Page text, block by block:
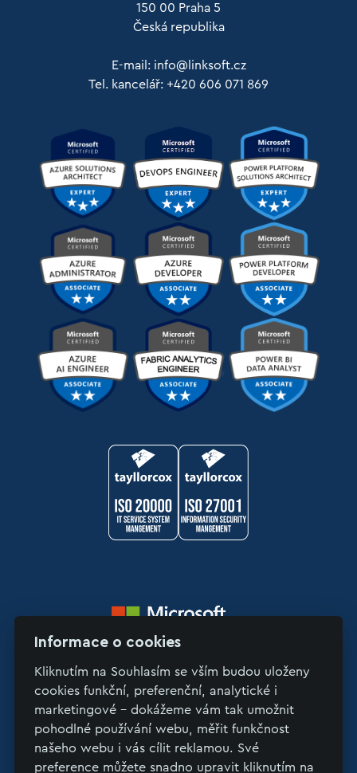
150 00 Praha 5
Česká republika
E-mail: info@linksoft.cz
Tel. kancelář: +420 606 071 869
Copyright © 2026 LinkSoft
>
Informace o cookies
Kliknutím na Souhlasím se vším budou uloženy
cookies funkční, preferenční, analytické i
marketingové - dokážeme vám tak umožnit
pohodlné používání webu, měřit funkčnost
našeho webu i vás cílit reklamou. Své
preference můžete snadno upravit kliknutím na